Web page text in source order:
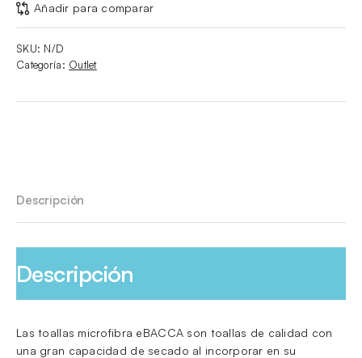
Añadir para comparar
SKU: N/D
Categoría: Outlet
Descripción
Descripción
Las toallas microfibra eBACCA son toallas de calidad con
una gran capacidad de secado al incorporar en su